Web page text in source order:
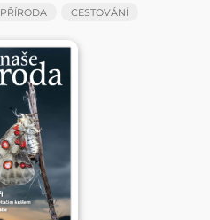
PŘÍRODA CESTOVÁNÍ